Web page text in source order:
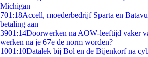
Michigan
701:18Accell, moederbedrijf Sparta en
betaling aan
3901:14Doorwerken na AOW-leeftijd vaker
werken na je 67e de norm worden?
1001:10Datalek bij Bol en de Bijenkorf na